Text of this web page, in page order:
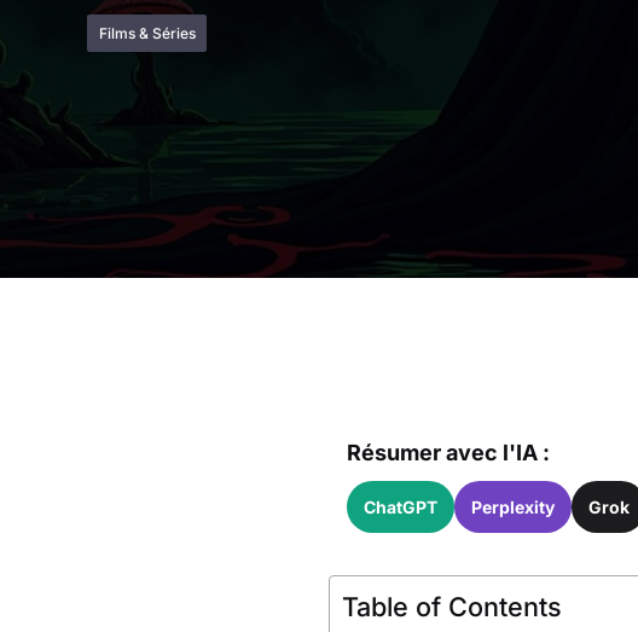
Films & Séries
Résumer avec l'IA :
ChatGPT Perplexity Grok
Table of Contents